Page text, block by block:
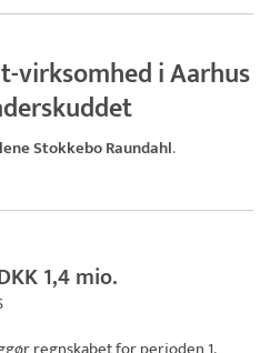
virksomhed i Aarhus
Stokkebo Raundahl.
1,4 mio.